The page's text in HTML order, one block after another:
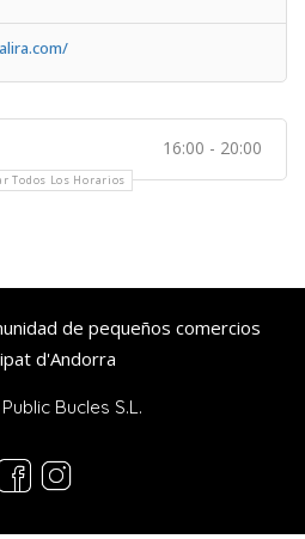
16:00 - 20:00
Todos Los Horarios
de pequeños comercios
d'Andorra
Bucles S.L.